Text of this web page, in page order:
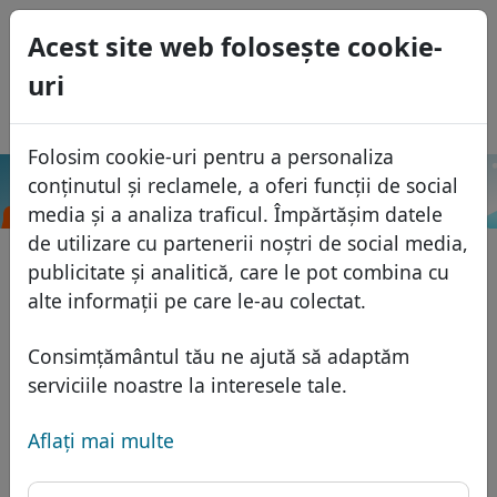
Acest site web foloseşte cookie-
uri
Folosim cookie-uri pentru a personaliza
conținutul și reclamele, a oferi funcții de social
media și a analiza traficul. Împărtășim datele
de utilizare cu partenerii noștri de social media,
publicitate și analitică, care le pot combina cu
alte informații pe care le-au colectat.
Consimțământul tău ne ajută să adaptăm
serviciile noastre la interesele tale.
Aflaţi mai multe
Domenii
Baza domeniilor
Domenii africane
Domenii asiatice
Domenii europene
Domeniile din Orientul Mijlociu
Lista de preţuri
Reduceri
Transfer
Caută
Protecţia ID
Gazduire DNS
FAQ
USD
EUR
GBP
Español
Français
Italiano
Português
Eesti
.moda Caută